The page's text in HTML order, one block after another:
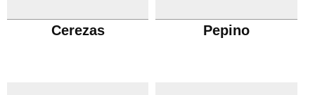
Cerezas Pepino